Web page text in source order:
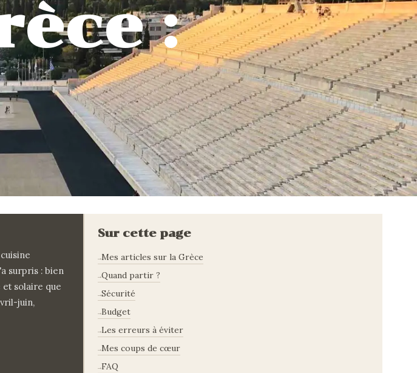
:
surpris : bien
et solaire que
juin,
Sur cette page
Mes articles sur la Grèce
Quand partir ?
Sécurité
Budget
Les erreurs à éviter
Mes coups de cœur
FAQ